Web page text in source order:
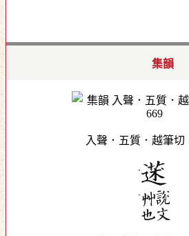
集韻
入聲．五質．越筆切